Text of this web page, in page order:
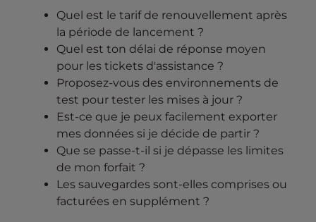
Quel est le tarif de renouvellement après
la période de lancement ?
Quel est ton délai de réponse moyen
pour les tickets d'assistance ?
Proposez-vous des environnements de
test pour tester les mises à jour ?
Est-ce que je peux facilement exporter
mes données si je décide de partir ?
Que se passe-t-il si je dépasse les limites
de mon forfait ?
Les sauvegardes sont-elles comprises ou
facturées en supplément ?